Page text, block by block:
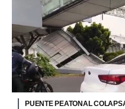
PUENTE PEATONAL